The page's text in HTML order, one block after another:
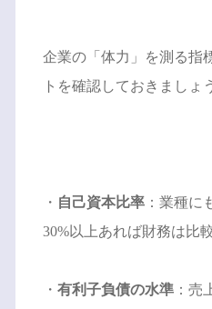
企業の「体力」を測る指
トを確認しておきましょ
・ 自己資本比率：業種に
30%以上あれば財務は比
・ 有利子負債の水準：売